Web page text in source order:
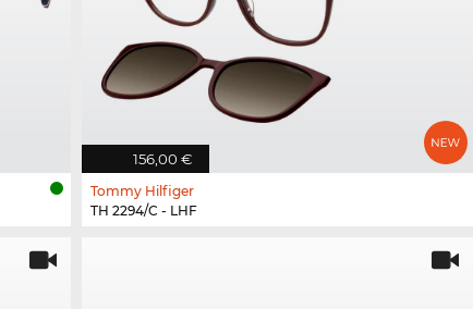
156,00 €
Tommy Hilfiger
TH 2294/C - LHF